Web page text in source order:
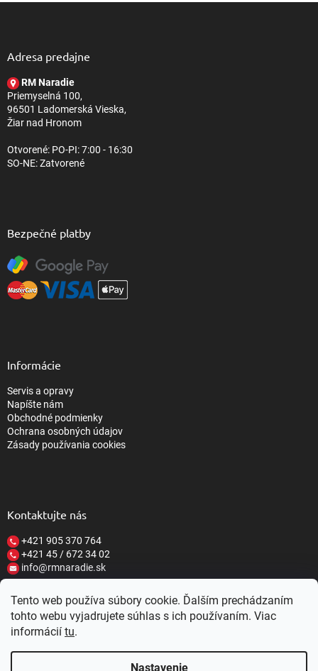
Tento web používa súbory cookie. Ďalším prechádzaním
tohto webu vyjadrujete súhlas s ich používaním. Viac
informácií tu.
Nastavenie
Adresa predajne
RM Naradie
Priemyselná 100,
96501 Ladomerská Vieska,
Žiar nad Hronom
Otvorené: PO-PI: 7:00 - 16:30
SO-NE: Zatvorené
Bezpečné platby
Informácie
Servis a opravy
Napíšte nám
Obchodné podmienky
Ochrana osobných údajov
Zásady používania cookies
Kontaktujte nás
+421 905 370 764
+421 45 / 672 34 02
info@rmnaradie.sk